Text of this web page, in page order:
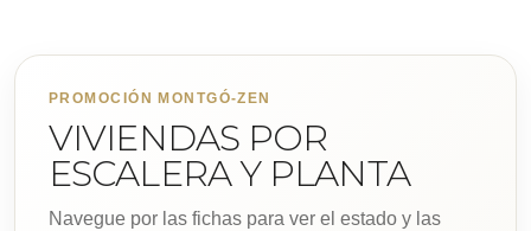
PROMOCIÓN MONTGÓ-ZEN
VIVIENDAS POR
ESCALERA Y PLANTA
Navegue por las fichas para ver el estado y las